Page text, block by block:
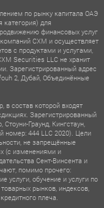
по рынку капитала ОАЭ
категория) для
финансовых услуг
CXM и осуществляет
с продуктами и услугами,
Securities LLC не хранит
Зарегистрированный адрес
2, Дубай, Объединённые
в состав которой входят
Зарегистрированный
Граунд, Кингстаун,
номер: 444 LLC 2020). Цели
не запрещённые
(с изменениями и
Сент-Винсента и
помимо прочего:
услуги, обучение и услуги по
рынков, индексов,
плеча.